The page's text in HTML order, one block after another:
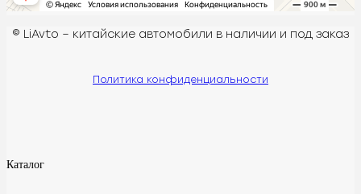
© LiAvto – китайские автомобили в наличии и под заказ
Политика конфиденциальности
Каталог